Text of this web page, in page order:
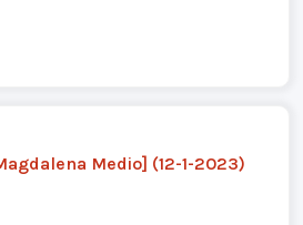
Medio] (12-1-2023)